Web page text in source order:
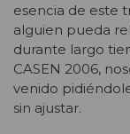
esencia de este
alguien pueda
durante largo
CASEN 2006,
venido
sin ajustar.